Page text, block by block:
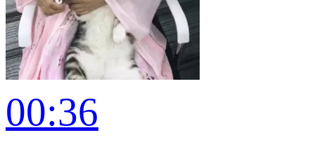
00:36